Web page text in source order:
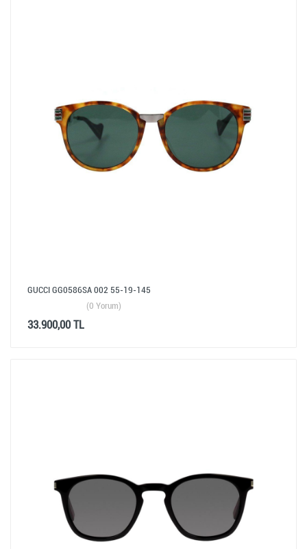
GUCCI GG0586SA 002 55-19-145
(0 Yorum)
33.900,00 TL